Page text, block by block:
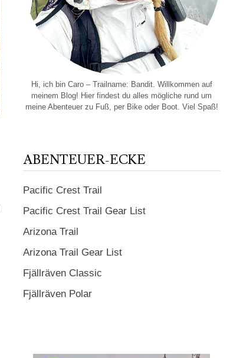
Hi, ich bin Caro – Trailname: Bandit. Willkommen auf
meinem Blog! Hier findest du alles mögliche rund um
meine Abenteuer zu Fuß, per Bike oder Boot. Viel Spaß!
ABENTEUER-ECKE
Pacific Crest Trail
Pacific Crest Trail Gear List
Arizona Trail
Arizona Trail Gear List
Fjällräven Classic
Fjällräven Polar